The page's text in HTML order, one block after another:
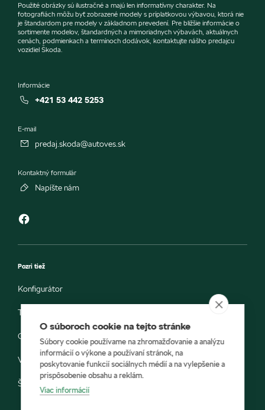
Použité obrázky sú ilustračné a majú len informatívny charakter. Na
fotografiách môžu byť zobrazené modely s príplatkovou výbavou, ktorá nie
je štandardom pre modely v základnom prevedení. Pre bližšie informácie o
sortimente modelov, štandardných a mimoriadnych výbavách, aktuálnych
cenách, podmienkach a termínoch dodávok, kontaktujte nášho predajcu
vozidiel Škoda.
Informácie
+421 53 442 5253
E-mail
predaj.skoda@autoves.sk
Kontaktný formulár
Napíšte nám
Pozri tiež
Konfigurátor
Testovacia jazda
Objednávka do servisu
Vozidlá ihneď k odberu
Škoda E-shop
O súboroch cookie na tejto stránke
Súbory cookie používame na zhromažďovanie a analýzu
informácií o výkone a používaní stránok, na
poskytovanie funkcií sociálnych médií a na vylepšenie a
prispôsobenie obsahu a reklám.
Viac informácií